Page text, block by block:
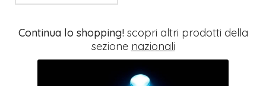
Continua lo shopping!scopri altri prodotti della
sezione nazionali